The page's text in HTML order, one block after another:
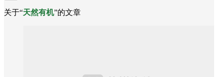
关于“天然有机”的文章